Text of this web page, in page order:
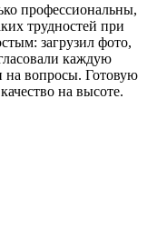
профессиональны,
трудностей при
загрузил фото,
каждую
на вопросы. Готовую
на высоте.